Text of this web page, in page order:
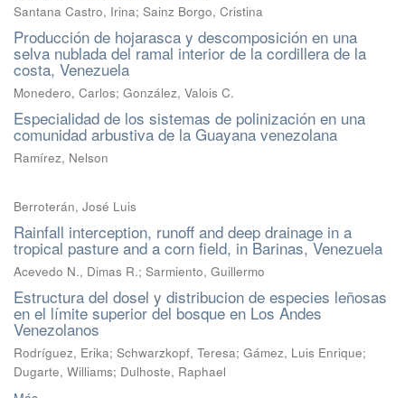
Santana Castro, Irina; Sainz Borgo, Cristina
Producción de hojarasca y descomposición en una
selva nublada del ramal interior de la cordillera de la
costa, Venezuela
Monedero, Carlos; González, Valois C.
Especialidad de los sistemas de polinización en una
comunidad arbustiva de la Guayana venezolana
Ramírez, Nelson
Berroterán, José Luis
Rainfall interception, runoff and deep drainage in a
tropical pasture and a corn field, in Barinas, Venezuela
Acevedo N., Dimas R.; Sarmiento, Guillermo
Estructura del dosel y distribucion de especies leñosas
en el límite superior del bosque en Los Andes
Venezolanos
Rodríguez, Erika; Schwarzkopf, Teresa; Gámez, Luis Enrique;
Dugarte, Williams; Dulhoste, Raphael